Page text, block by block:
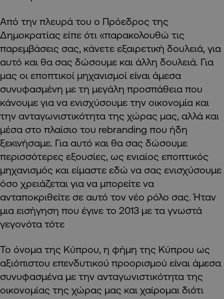
Από την πλευρά του ο Πρόεδρος της
Δημοκρατίας είπε ότι «παρακολουθώ τις
παρεμβάσεις σας, κάνετε εξαιρετική δουλειά, για
αυτό και θα σας δώσουμε και άλλη δουλειά. Για
μας οι εποπτικοί μηχανισμοί είναι άμεσα
συνυφασμένη με τη μεγάλη προσπάθεια που
κάνουμε για να ενισχύσουμε την οικονομία και
την ανταγωνιστικότητα της χώρας μας, αλλά και
μέσα στο πλαίσιο του rebranding που ήδη
ξεκινήσαμε. Για αυτό και θα σας δώσουμε
περισσότερες εξουσίες, ως ενιαίος εποπτικός
μηχανισμός και είμαστε εδώ να σας ενισχύσουμε
όσο χρειάζεται για να μπορείτε να
ανταποκριθείτε σε αυτό τον νέο ρόλο σας. Ήταν
μια εισήγηση που έγινε το 2013 με τα γνωστά
γεγονότα τότε
Το όνομα της Κύπρου, η φήμη της Κύπρου ως
αξιόπιστου επενδυτικού προορισμού είναι άμεσα
συνυφασμένα με την ανταγωνιστικότητα της
οικονομίας της χώρας μας και χαίρομαι διότι